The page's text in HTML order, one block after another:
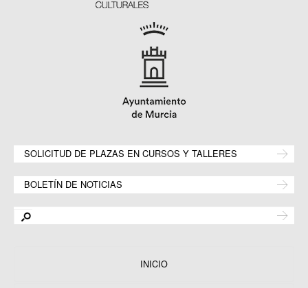
SOLICITUD DE PLAZAS EN CURSOS Y TALLERES
BOLETÍN DE NOTICIAS
INICIO